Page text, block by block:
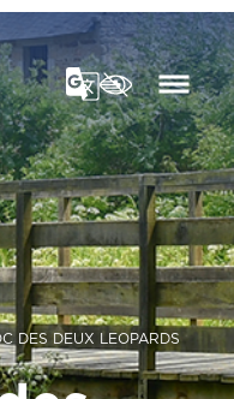
DES DEUX LEOPARDS